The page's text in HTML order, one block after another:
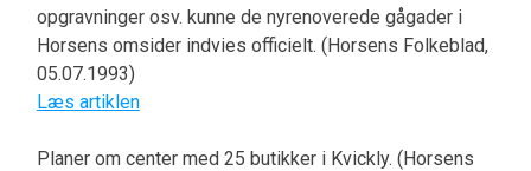
opgravninger osv. kunne de nyrenoverede gågader i
Horsens omsider indvies officielt. (Horsens Folkeblad,
05.07.1993)
Læs artiklen
Planer om center med 25 butikker i Kvickly. (Horsens